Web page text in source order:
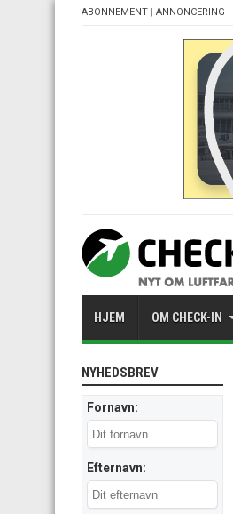
ABONNEMENT | ANNONCERING |
HJEM OM CHECK-IN
NYHEDSBREV
Fornavn:
Efternavn: